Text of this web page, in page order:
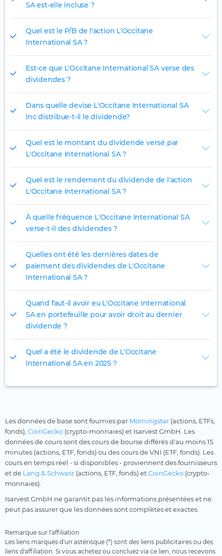
SA est-elle incluse ?
Quel est le P/B de l'action L'Occitane
International SA ?
Est-ce que L'Occitane International SA verse des
dividendes ?
Dans quelle devise L'Occitane International SA
Inc distribue-t-il le dividende?
Quel est le montant du dividende versé par
L'Occitane International SA ?
Quel est le rendement du dividende de l'action
L'Occitane International SA ?
À quelle fréquence L'Occitane International SA
verse-t-il des dividendes ?
Quelles ont été les dernières dates de
paiement des dividendes de L'Occitane
International SA ?
Quand faut-il avoir eu L'Occitane International
SA en portefeuille pour avoir droit au dernier
dividende ?
Quel a été le dividende de L'Occitane
International SA en 2025 ?
Les données de base sont fournies par Morningstar (actions, ETFs,
fonds), CoinGecko (crypto-monnaies) et Isarvest GmbH. Les
données de cours sont des cours de bourse différés d'au moins 15
minutes (actions, ETF, fonds) ou des cours de VNI (ETF, fonds). Les
cours en temps réel - si disponibles - proviennent des fournisseurs
et de Lang & Schwarz (actions, ETF, fonds) etCoinGecko (crypto-
monnaies).
Isarvest GmbH ne garantit pas les informations présentées et ne
peut pas assurer que les données sont complètes et exactes.
Remarque sur l'affiliation
Les liens marqués d'un astérisque (*) sont des liens publicitaires ou des
liens d'affiliation. Si vous achetez ou concluez via ce lien, nous recevons